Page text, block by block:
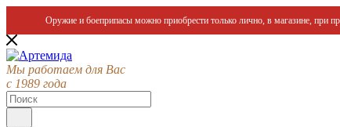
Оружие и боеприпасы можно приобрести только лично, в магазине, при
Мы работаем для Вас
с 1989 года